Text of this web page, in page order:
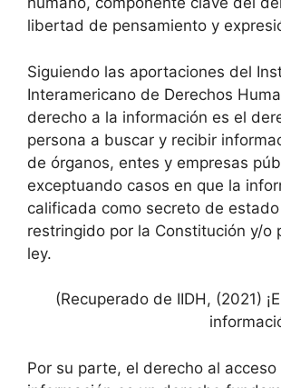
libertad de pensamiento y
Siguiendo las aportaciones del
Interamericano de Derechos
derecho a la información es el
persona a buscar y recibir
de órganos, entes y empresas
exceptuando casos en que la
calificada como secreto de
restringido por la Constitución y/o
ley.
(Recuperado de IIDH, (2021)
Por su parte, el derecho al acceso